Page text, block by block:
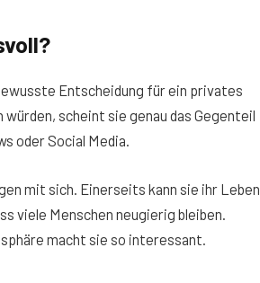
Entscheidung für ein privates
scheint sie genau das Gegenteil
oder Social Media.
mit sich. Einerseits kann sie ihr Leben
viele Menschen neugierig bleiben.
macht sie so interessant.